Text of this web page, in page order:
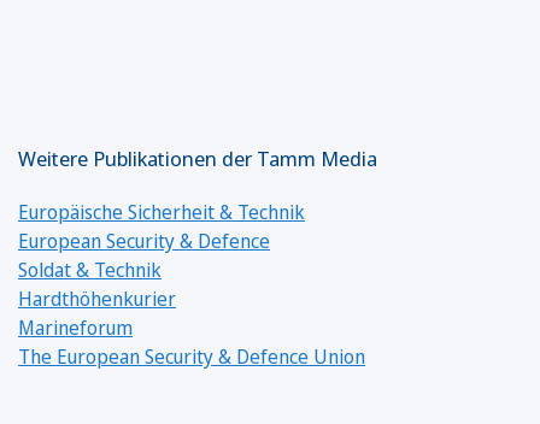
Weitere Publikationen der Tamm Media
Europäische Sicherheit & Technik
European Security & Defence
Soldat & Technik
Hardthöhenkurier
Marineforum
The European Security & Defence Union